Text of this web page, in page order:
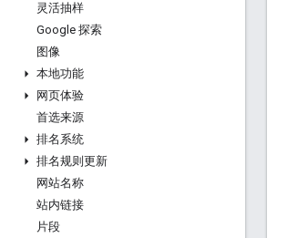
灵活抽样
Google 探索
图像
本地功能
网页体验
首选来源
排名系统
排名规则更新
网站名称
站内链接
片段